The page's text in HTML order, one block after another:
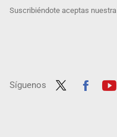
Suscribiéndote aceptas nuestra
Síguenos